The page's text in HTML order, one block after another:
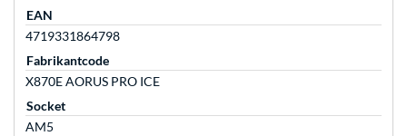
EAN
4719331864798
Fabrikantcode
X870E AORUS PRO ICE
Socket
AM5